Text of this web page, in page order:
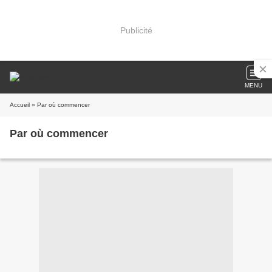
Publicité
MENU
Accueil » Par où commencer
Par où commencer